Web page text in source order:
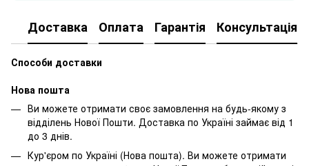
Доставка Оплата Гарантія Консультація
Способи доставки
Нова пошта
Ви можете отримати своє замовлення на будь-якому з
відділень Нової Пошти. Доставка по Україні займає від 1
до 3 днів.
Кур'єром по Україні (Нова пошта). Ви можете отримати